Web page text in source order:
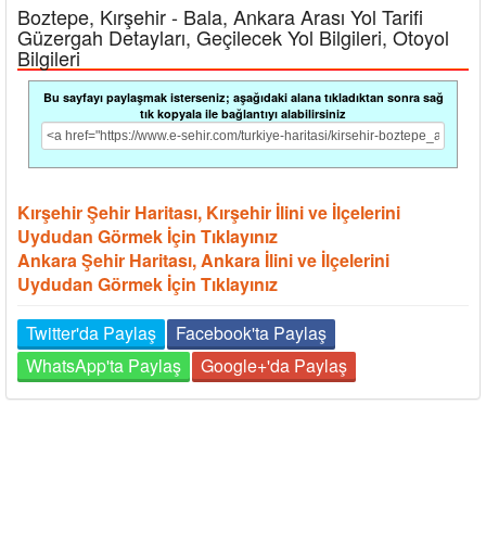
Boztepe, Kırşehir - Bala, Ankara Arası Yol Tarifi
Güzergah Detayları, Geçilecek Yol Bilgileri, Otoyol
Bilgileri
Bu sayfayı paylaşmak isterseniz; aşağıdaki alana tıkladıktan sonra sağ
tık kopyala ile bağlantıyı alabilirsiniz
Kırşehir Şehir Haritası, Kırşehir İlini ve İlçelerini
Uydudan Görmek İçin Tıklayınız
Ankara Şehir Haritası, Ankara İlini ve İlçelerini
Uydudan Görmek İçin Tıklayınız
Twitter'da Paylaş
Facebook'ta Paylaş
WhatsApp'ta Paylaş
Google+'da Paylaş